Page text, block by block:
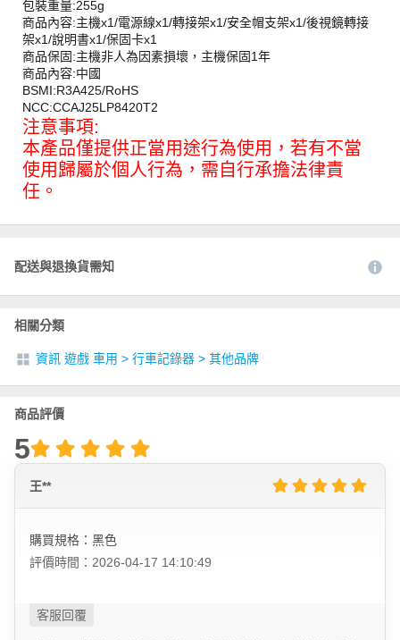
包裝重量:255g
商品內容:主機x1/電源線x1/轉接架x1/安全帽支架x1/後視鏡轉接
架x1/說明書x1/保固卡x1
商品保固:主機非人為因素損壞，主機保固1年
商品內容:中國
BSMI:R3A425/RoHS
NCC:CCAJ25LP8420T2
注意事項:
本產品僅提供正當用途行為使用，若有不當
使用歸屬於個人行為，需自行承擔法律責
任。
配送與退換貨需知
相關分類
資訊 遊戲 車用 > 行車記錄器 > 其他品牌
商品評價
5
王**
購買規格：黑色
評價時間：2026-04-17 14:10:49